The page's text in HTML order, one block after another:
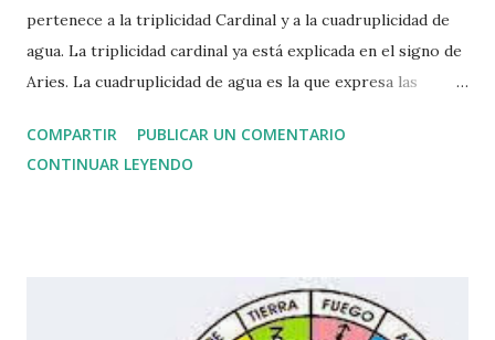
pertenece a la triplicidad Cardinal y a la cuadruplicidad de
agua. La triplicidad cardinal ya está explicada en el signo de
Aries. La cuadruplicidad de agua es la que expresa las
emocionalmente, las sensaciones se recogen del entorno
según la naturaleza del signo de la cuadruplicidad. El caso
signo de cáncer, esto significa que recoge las emociones
del entorno social, de la marea humana, de la familia y del
COMPARTIR
PUBLICAR UN COMENTARIO
CONTINUAR LEYENDO